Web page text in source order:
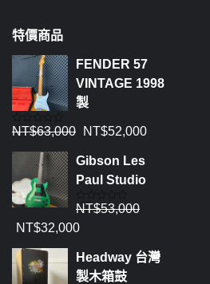
特價商品
FENDER 57
VINTAGE 1998
製
評
0
5
NT$63,000 NT$52,000
Gibson Les
Paul Studio
評
0
5
NT$53,000
NT$32,000
Headway 台灣
製木箱鼓